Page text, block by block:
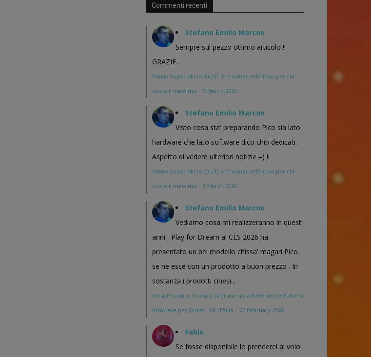
Commenti recenti
Stefano Emilio Marcon
Sempre sul pezzo ottimo articolo !!
GRAZIE.
Pimax Super Micro-OLED: il modulo definitivo per chi
vuole il massimo · 5 March 2026
Stefano Emilio Marcon
Visto cosa sta' preparando Pico sia lato
hardware che lato software dico chip dedicati.
Aspetto di vedere ulteriori notizie =) !!
Pimax Super Micro-OLED: il modulo definitivo per chi
vuole il massimo · 5 March 2026
Stefano Emilio Marcon
Vediamo cosa mi realizzeranno in questi
anni , Play for Dream al CES 2026 ha
presentato un bel modello chissa' magari Pico
se ne esce con un prodotto a buon prezzo . In
sostanza i prodotti cinesi...
Meta Phoenix: Trovato riferimento all'interno dell'ultimo
firmware per Quest - VR ITALIA · 25 February 2026
Fabio
Se fosse disponibile lo prenderei al volo